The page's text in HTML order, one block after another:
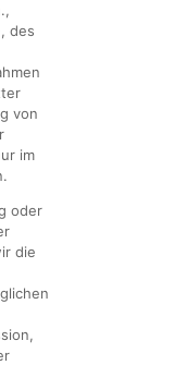
des
von
im
oder
die